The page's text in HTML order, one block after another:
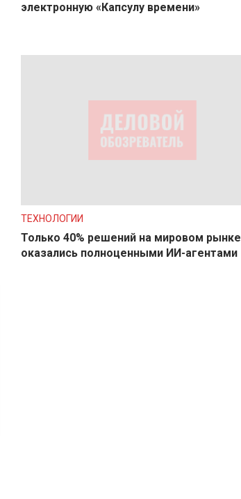
электронную «Капсулу времени»
ТЕХНОЛОГИИ
Только 40% решений на мировом рынке
оказались полноценными ИИ-агентами